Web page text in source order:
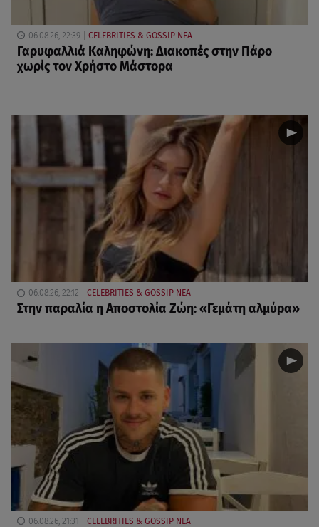
06.08.26, 22:39 CELEBRITIES & GOSSIP ΝΕΑ
Γαρυφαλλιά Καληφώνη: Διακοπές στην Πάρο
χωρίς τον Χρήστο Μάστορα
06.08.26, 22:12 CELEBRITIES & GOSSIP ΝΕΑ
Στην παραλία η Αποστολία Ζώη: «Γεμάτη αλμύρα»
06.08.26, 21:31 CELEBRITIES & GOSSIP ΝΕΑ